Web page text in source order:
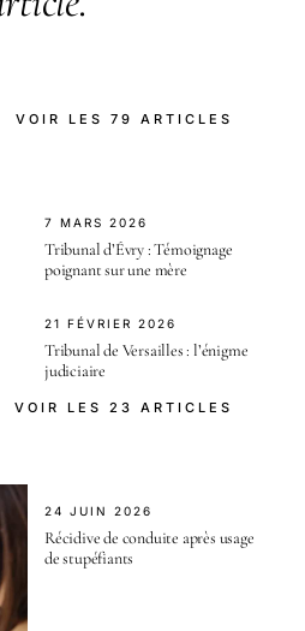
VOIR LES 79 ARTICLES
7 MARS 2026
Tribunal d’Évry : Témoignage
poignant sur une mère
21 FÉVRIER 2026
Tribunal de Versailles : l’énigme
judiciaire
VOIR LES 23 ARTICLES
24 JUIN 2026
Récidive de conduite après usage
de stupéfiants